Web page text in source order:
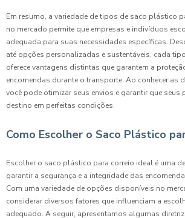
Em resumo, a variedade de tipos de saco plástico
no mercado permite que empresas e indivíduos
adequada para suas necessidades específicas.
até opções personalizadas e sustentáveis, cada
oferece vantagens distintas que garantem a
encomendas durante o transporte. Ao conhecer as
você pode otimizar seus envios e garantir que seus
destino em perfeitas condições.
Como Escolher o Saco Plástico
Escolher o saco plástico para correio ideal é uma
garantir a segurança e a integridade das
Com uma variedade de opções disponíveis no
considerar diversos fatores que influenciam a
adequado. A seguir, apresentamos algumas